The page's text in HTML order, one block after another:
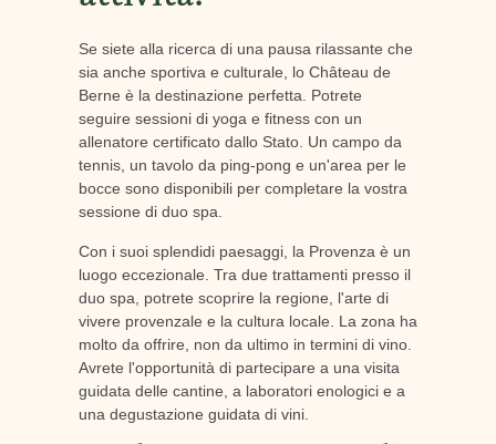
Se siete alla ricerca di una pausa rilassante che
sia anche sportiva e culturale, lo Château de
Berne è la destinazione perfetta. Potrete
seguire sessioni di yoga e fitness con un
allenatore certificato dallo Stato. Un campo da
tennis, un tavolo da ping-pong e un'area per le
bocce sono disponibili per completare la vostra
sessione di duo spa.
Con i suoi splendidi paesaggi, la Provenza è un
luogo eccezionale. Tra due trattamenti presso il
duo spa, potrete scoprire la regione, l'arte di
vivere provenzale e la cultura locale. La zona ha
molto da offrire, non da ultimo in termini di vino.
Avrete l'opportunità di partecipare a una visita
guidata delle cantine, a laboratori enologici e a
una degustazione guidata di vini.